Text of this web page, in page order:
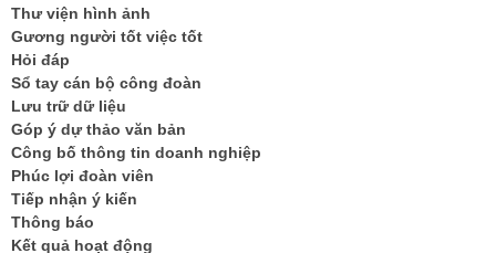
Thư viện hình ảnh
Gương người tốt việc tốt
Hỏi đáp
Sổ tay cán bộ công đoàn
Lưu trữ dữ liệu
Góp ý dự thảo văn bản
Công bố thông tin doanh nghiệp
Phúc lợi đoàn viên
Tiếp nhận ý kiến
Thông báo
Kết quả hoạt động